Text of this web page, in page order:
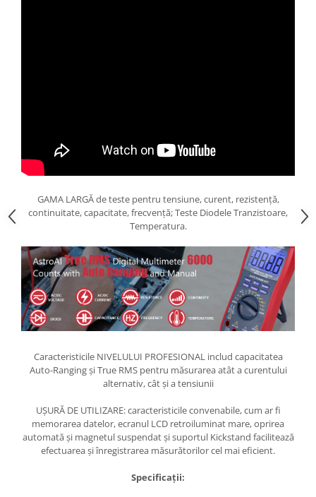
GAMA LARGĂ de teste pentru tensiune, curent, rezistență,
continuitate, capacitate, frecvență; Teste Diodele Tranzistoare,
Temperatura.
Caracteristicile NIVELULUI PROFESIONAL includ capacitatea
Auto-Ranging și True RMS pentru măsurarea atât a curentului
alternativ, cât și a tensiunii
UȘURĂ DE UTILIZARE: caracteristicile convenabile, cum ar fi
memorarea datelor, ecranul LCD retroiluminat mare, oprirea
automată și magnetul suspendat și suportul Kickstand facilitează
efectuarea și înregistrarea măsurătorilor cel mai eficient.
Specificații: